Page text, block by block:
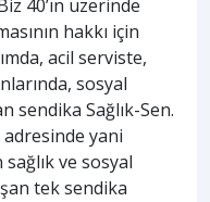
40’ın üzerinde
hakkı için
acil serviste,
sosyal
sendika Sağlık-Sen.
adresinde yani
ve sosyal
tek sendika